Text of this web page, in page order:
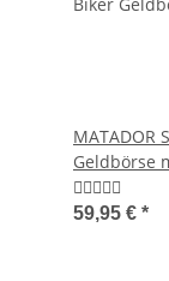
MATADOR
Geldbörse
RFID
59,95 € *